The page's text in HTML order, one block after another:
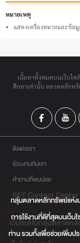
หมายเหตุ
แสดงเครื่องหมายและข้อ
เนื้อหาทั้งหมดบนเว็บไซ
ศึกษาเท่านั้น ตลาดหลักท
ติดต่อเรา
ร่วมงานกับเรา
คำถามที่พบบ่อย
SET Contact Center
เว็บไซต์ในกลุ่มตลาดห
กลุ่มตลาดหลักทรัพย์แห่ง
การใช้งานที่ดีที่สุดบนเว็
ท่าน รวมทั้งเพื่อช่วยเพิ่มป